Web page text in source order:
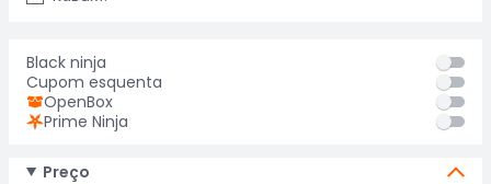
Black ninja
Cupom esquenta
OpenBox
Prime Ninja
Preço